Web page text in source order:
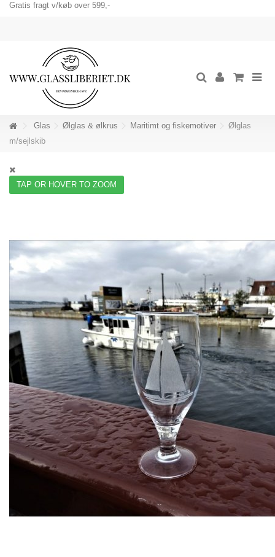
Gratis fragt v/køb over 599,-
Glas Ølglas & ølkrus Maritimt og fiskemotiver
Ølglas
m/sejlskib
TAP OR HOVER TO ZOOM